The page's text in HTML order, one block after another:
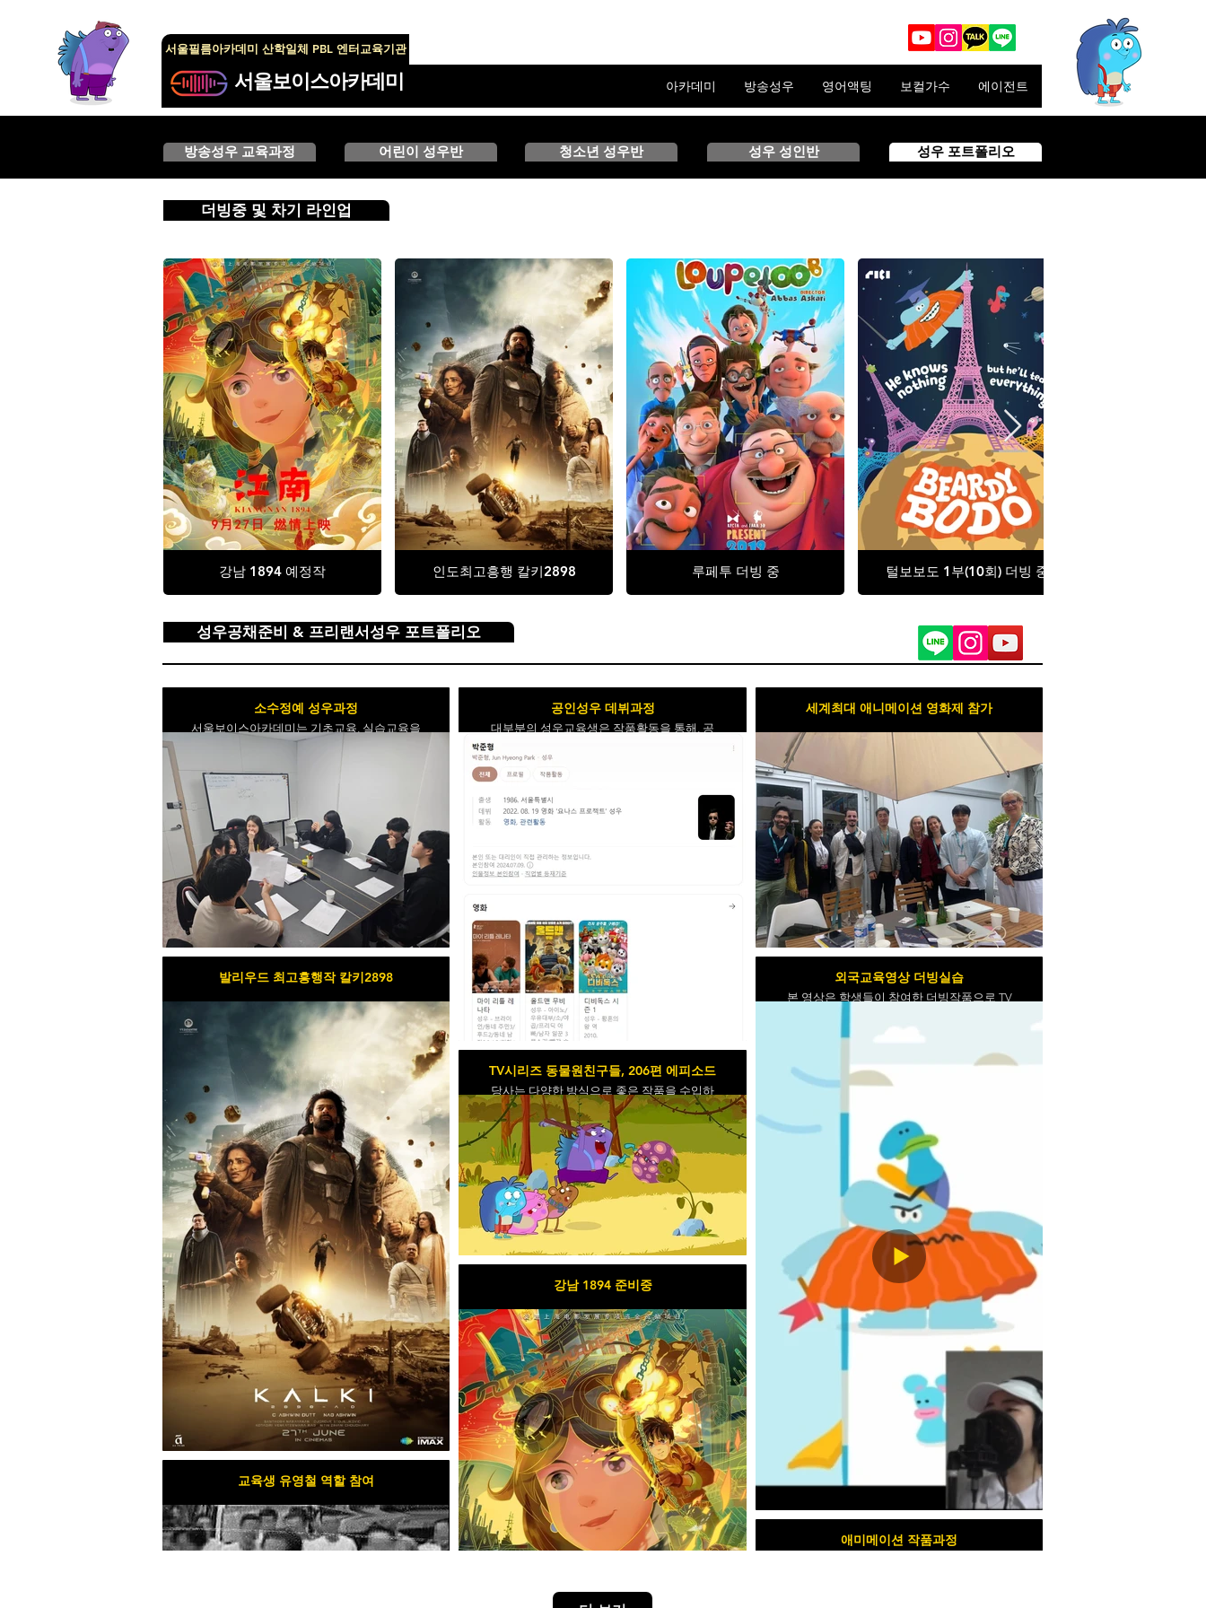
서울필름아카데미 산학일체 PBL 엔터교육기관
아카데미 방송성우 영어액팅 보컬가수 에이전트
서울보이스아카데미
방송성우 교육과정 어린이 성우반 청소년 성우반 성우 성인반 성우 포트폴리오
더빙중 및 차기 라인업
강남 1894 예정작 인도최고흥행 칼키2898 루페투 더빙 중 털보보도 1부(10회) 더빙 중
성우공채준비 & 프리랜서성우 포트폴리오
소수정예 성우과정
서울보이스아카데미는 기초교육, 실습교육을
통해 작품활동까지 수행하는 국내유일 프로젝
따라서 많은 지원자에게 많은 기회제공을 하
지 못한 소수정예 성우데뷔과정입니다.
공인성우 데뷔과정
대부분의 성우교육생은 작품활동을 통해, 공
인된 성우가 등재되며, 이후 공채준비는 물론
프리랜서 성우로 활발히 활동합니다.
세계최대 애니메이션 영화제 참가
발리우드 최고흥행작 칼키2898 외국교육영상 더빙실습
본 영상은 학생들이 참여한 더빙작품으로 TV
입니다.
TV시리즈 동물원친구들, 206편 에피소드
당사는 다양한 방식으로 좋은 작품을 수입하
여 성우데뷔를 지원합니다.
강남 1894 준비중
교육생 유영철 역할 참여
애미메이션 작품과정